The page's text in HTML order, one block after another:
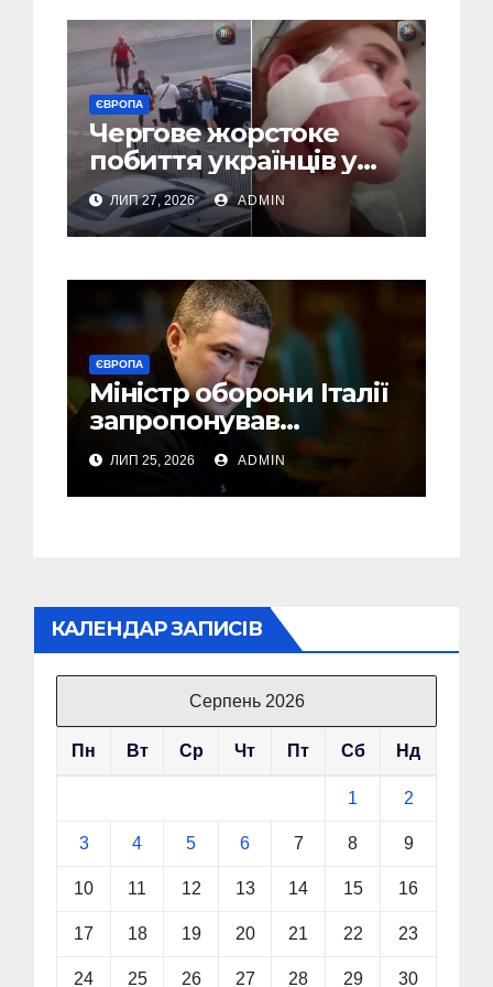
ЄВРОПА
Чергове жорстоке
побиття українців у
Польші: перші
затримання (Відео,
Фото)
ЛИП 27, 2026 ADMIN
ЄВРОПА
Міністр оборони Італії
запропонував
Федорову стати його
радником
ЛИП 25, 2026 ADMIN
КАЛЕНДАР ЗАПИСІВ
Серпень 2026
Пн Вт Ср Чт Пт Сб Нд
1 2
3 4 5 6 7 8 9
10 11 12 13 14 15 16
17 18 19 20 21 22 23
24 25 26 27 28 29 30